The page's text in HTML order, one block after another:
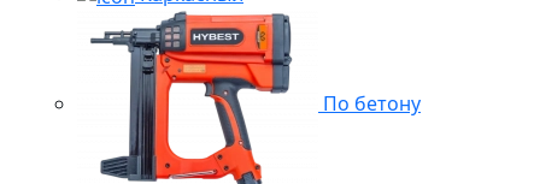
По бетону